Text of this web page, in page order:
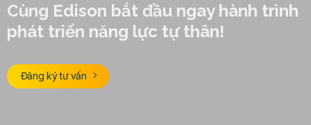
Cùng Edison bắt đầu ngay hành trình
phát triển năng lực tự thân!
Đăng ký tư vấn